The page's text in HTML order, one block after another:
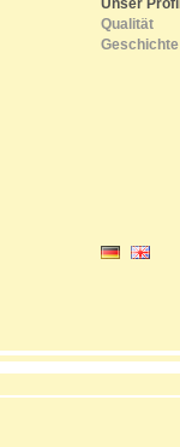
Unser Profil
Qualität
Geschichte